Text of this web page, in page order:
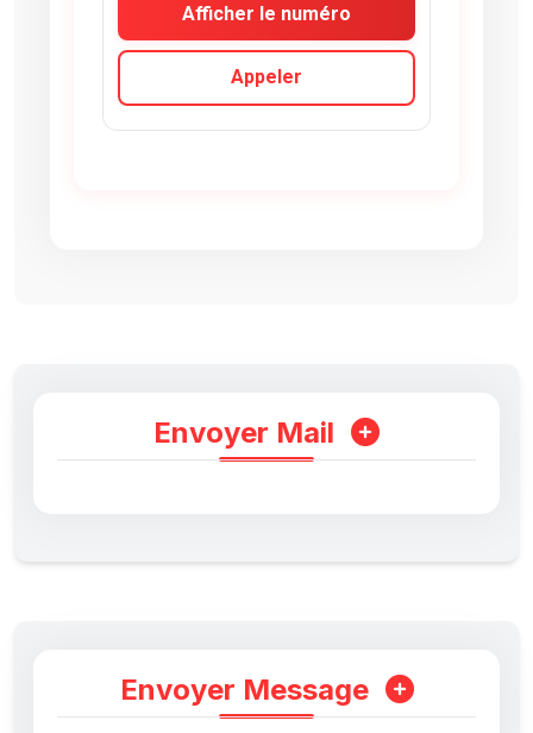
Afficher le numéro
Appeler
Envoyer Mail
Envoyer Message